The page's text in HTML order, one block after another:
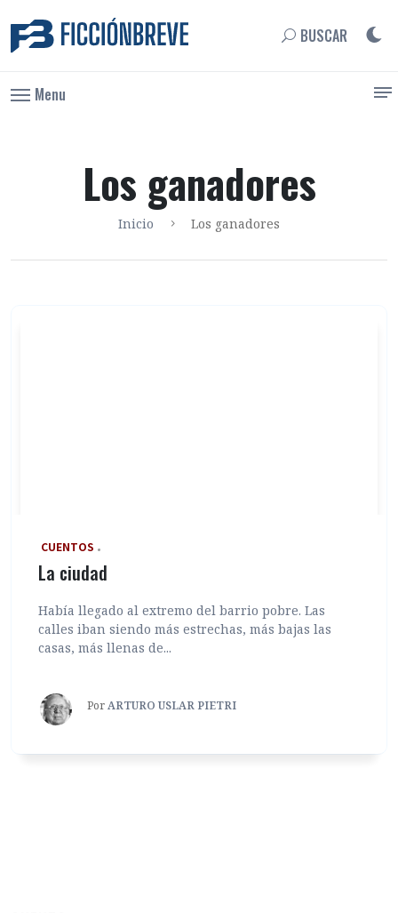
BUSCAR
Menu
Los ganadores
Inicio Los ganadores
‎ CUENTOS
La ciudad
Había llegado al extremo del barrio pobre. Las
calles iban siendo más estrechas, más bajas las
casas, más llenas de...
PorARTURO USLAR PIETRI